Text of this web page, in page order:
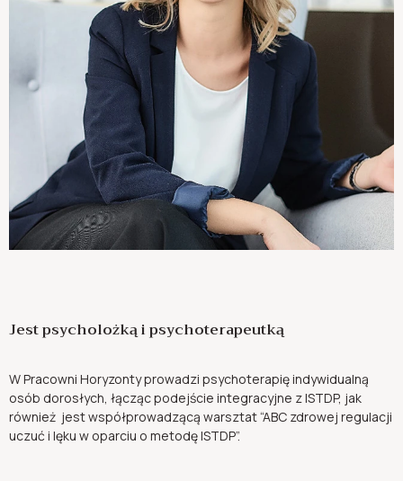
Jest psycholożką i psychoterapeutką
W Pracowni Horyzonty prowadzi psychoterapię indywidualną
osób dorosłych, łącząc podejście integracyjne z ISTDP, jak
również jest współprowadzącą warsztat “ABC zdrowej regulacji
uczuć i lęku w oparciu o metodę ISTDP”.